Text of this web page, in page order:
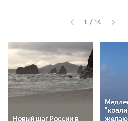
1 / 14
Новый шаг России в